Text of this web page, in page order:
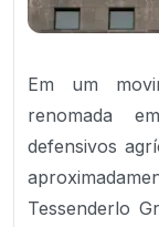
Em um
renomada
defensivos
Tessenderlo